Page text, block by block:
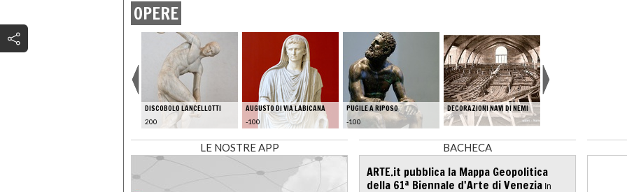
OPERE
DISCOBOLO LANCELLOTTI
200
AUGUSTO DI VIA LABICANA
-100
PUGILE A RIPOSO
-100
DECORAZIONI NAVI DI NEMI
LE NOSTRE APP BACHECA
ARTE.it pubblica la Mappa Geopolitica
della 61ª Biennale d'Arte di Venezia In